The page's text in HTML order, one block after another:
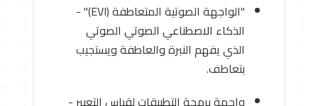
"الواجهة الصوتية المتعاطفة (EVI)" -
الذكاء الاصطناعي الصوتي الصوتي
الذي يفهم النبرة والعاطفة ويستجيب
بتعاطف.
واجهة برمجة التطبيقات لقياس التعبير -